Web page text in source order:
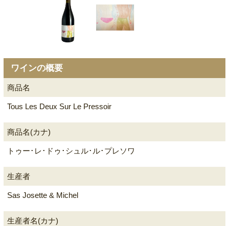
ワインの概要
商品名
Tous Les Deux Sur Le Pressoir
商品名(カナ)
トゥー･レ･ドゥ･シュル･ル･プレソワ
生産者
Sas Josette & Michel
生産者名(カナ)